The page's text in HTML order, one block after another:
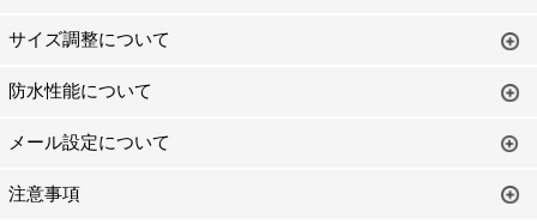
サイズ調整について
防水性能について
メール設定について
注意事項